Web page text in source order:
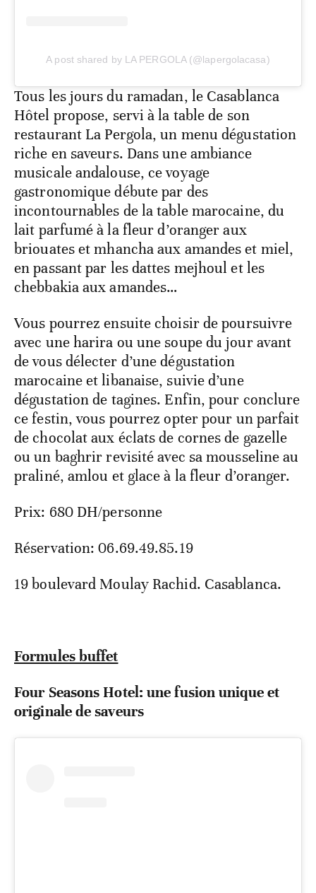
A post shared by LA PERGOLA (@lapergolacasa)
Tous les jours du ramadan, le Casablanca
Hôtel propose, servi à la table de son
restaurant La Pergola, un menu dégustation
riche en saveurs. Dans une ambiance
musicale andalouse, ce voyage
gastronomique débute par des
incontournables de la table marocaine, du
lait parfumé à la fleur d’oranger aux
briouates et mhancha aux amandes et miel,
en passant par les dattes mejhoul et les
chebbakia aux amandes…
Vous pourrez ensuite choisir de poursuivre
avec une harira ou une soupe du jour avant
de vous délecter d’une dégustation
marocaine et libanaise, suivie d’une
dégustation de tagines. Enfin, pour conclure
ce festin, vous pourrez opter pour un parfait
de chocolat aux éclats de cornes de gazelle
ou un baghrir revisité avec sa mousseline au
praliné, amlou et glace à la fleur d’oranger.
Prix: 680 DH/personne
Réservation: 06.69.49.85.19
19 boulevard Moulay Rachid. Casablanca.
Formules buffet
Four Seasons Hotel: une fusion unique et
originale de saveurs